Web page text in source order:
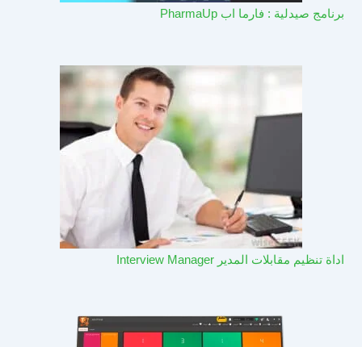
برنامج صيدلية : فارما اب PharmaUp​
اداة تنظيم مقابلات المدير Interview Manager